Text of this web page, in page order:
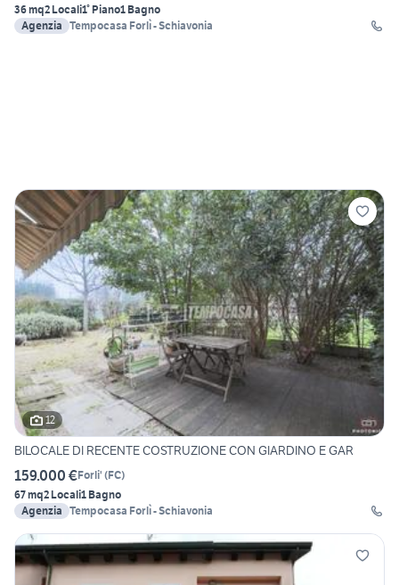
36 mq2 Locali1° Piano1 Bagno
Agenzia Tempocasa Forlì - Schiavonia
12
BILOCALE DI RECENTE COSTRUZIONE CON GIARDINO E GAR
159.000 €Forli' (FC)
67 mq2 Locali1 Bagno
Agenzia Tempocasa Forlì - Schiavonia